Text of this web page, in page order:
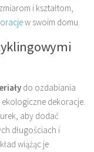
i kształtom,
w swoim domu.
do ozdabiania
dekoracje.
aby dodać
długościach i
wiążąc je